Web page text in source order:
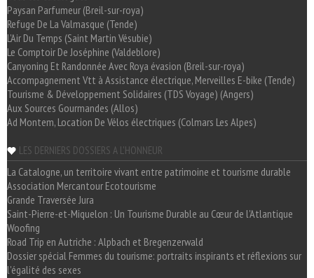
Paysan Parfumeur (Breil-sur-roya)
Refuge De La Valmasque (Tende)
L'Air Du Temps (Saint Martin Vésubie)
Le Comptoir De Joséphine (Valdeblore)
Canyoning Et Randonnée Avec Roya évasion (Breil-sur-roya)
Accompagnement Vtt à Assistance électrique, Merveilles E-bike (Tende)
Tourisme & Développement Solidaires (TDS Voyage) (Angers)
Aux Sources Gourmandes (Allos)
Ad Montem, Location De Vélos électriques (Colmars Les Alpes)
LES DERNIERS DOSSIERS A L'HONNEUR
La Catalogne, un territoire vivant entre patrimoine et tourisme durable
Association Mercantour Ecotourisme
Grande Traversée Jura
Saint-Pierre-et-Miquelon : Un Tourisme Durable au Cœur de l'Atlantique
Woofing
Road Trip en Autriche : Alpbach et Bregenzerwald
Dossier spécial Femmes du tourisme: portraits inspirants et réflexions sur
l'égalité des sexes